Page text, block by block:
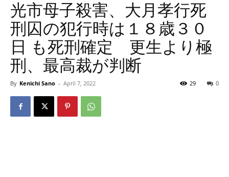
光市母子殺害、大月孝行死
刑囚の犯行時は１８歳３０
日 も死刑確定 更生より極
刑、最高裁が判断
By Kenichi Sano - April 7, 2022 0
29